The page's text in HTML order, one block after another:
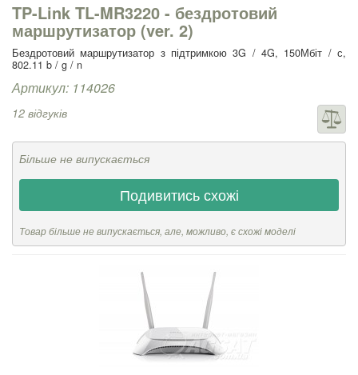
TP-Link TL-MR3220 - бездротовий
маршрутизатор (ver. 2)
Бездротовий маршрутизатор з підтримкою 3G / 4G, 150Мбіт / с,
802.11 b / g / n
Артикул: 114026
12 відгуків
Більше не випускається
Подивитись схожі
Товар більше не випускається, але, можливо, є схожі моделі